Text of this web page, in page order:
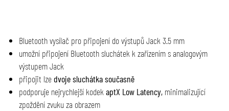
Bluetooth vysílač pro připojení do výstupů Jack 3.5 mm
umožní připojení Bluetooth sluchátek k zařízením s analogovým
výstupem Jack
připojit lzedvoje sluchátka současně
podporuje nejrychlejší kodekaptX Low Latency, minimalizující
zpoždění zvuku za obrazem